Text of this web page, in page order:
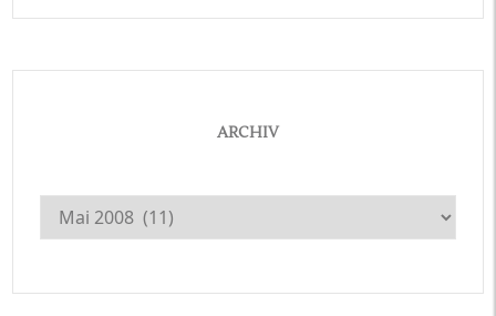
ARCHIV
Archiv